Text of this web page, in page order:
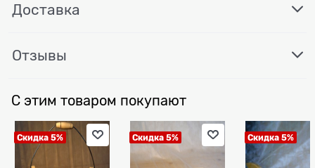
Доставка
Отзывы
С этим товаром покупают
Скидка 5% Скидка 5% Скидка 5%